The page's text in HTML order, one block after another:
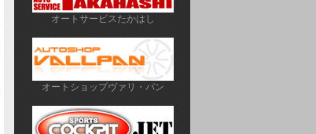
オートサービスたかはし
オートショップヴァリ・パン